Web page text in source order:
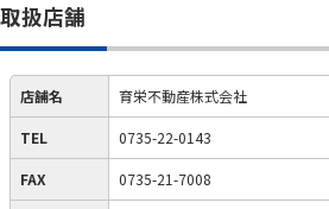
取扱店舗
店舗名 育栄不動産株式会社
TEL 0735-22-0143
FAX 0735-21-7008